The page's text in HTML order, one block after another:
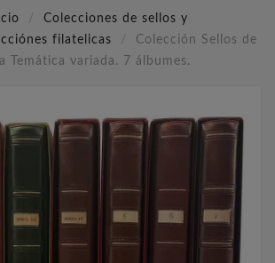
Colecciones de sellos y
filatelicas
Colección Sellos de
Temática variada. 7 álbumes.